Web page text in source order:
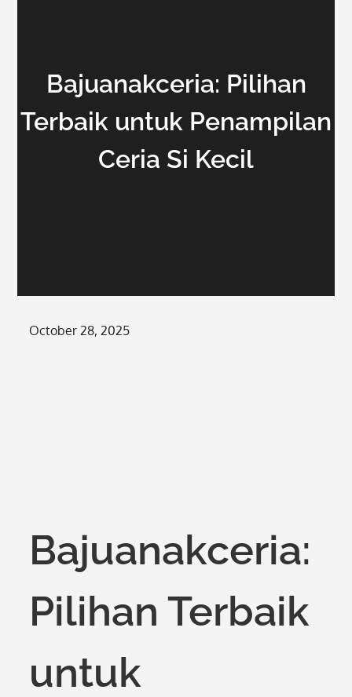
Bajuanakceria: Pilihan
Terbaik untuk Penampilan
Ceria Si Kecil
Posted
October 28, 2025
Bajuanakceria:
Pilihan Terbaik
untuk